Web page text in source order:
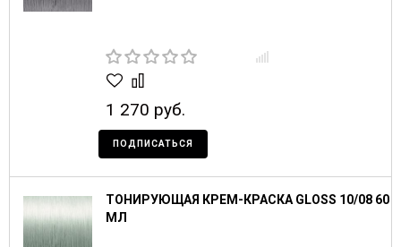
1 270 руб.
ПОДПИСАТЬСЯ
ТОНИРУЮЩАЯ КРЕМ-КРАСКА GLOSS 10/08 60
МЛ